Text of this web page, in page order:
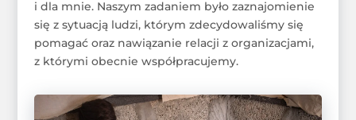
i dla mnie. Naszym zadaniem było zaznajomienie
się z sytuacją ludzi, którym zdecydowaliśmy się
pomagać oraz nawiązanie relacji z organizacjami,
z którymi obecnie współpracujemy.